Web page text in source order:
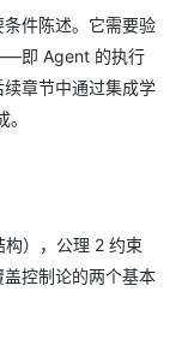
件陈述。它需要验
即 Agent 的执行
章节中通过集成学
构），公理 2 约束
控制论的两个基本